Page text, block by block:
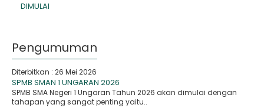
DIMULAI
Pengumuman
Diterbitkan : 26 Mei 2026
SPMB SMAN 1 UNGARAN 2026
SPMB SMA Negeri 1 Ungaran Tahun 2026 akan dimulai dengan
tahapan yang sangat penting yaitu..